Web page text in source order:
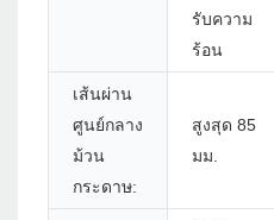
รับความ
ร้อน
เส้นผ่าน
ศูนย์กลาง
ม้วน
กระดาษ:
สูงสุด 85
มม.